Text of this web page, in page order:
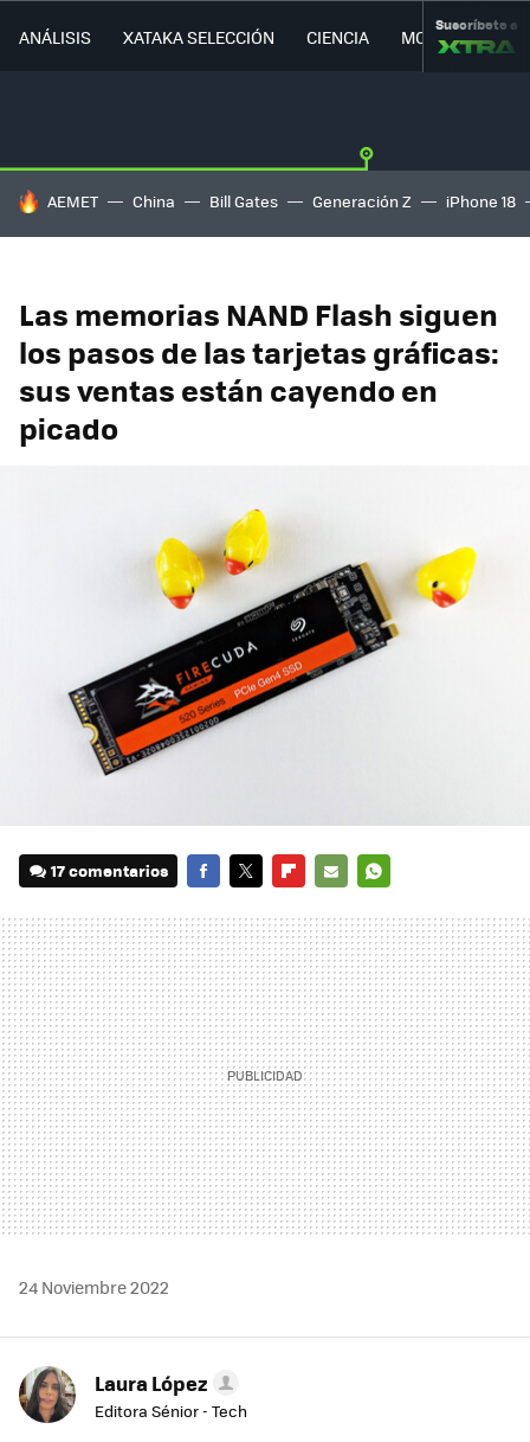
ANÁLISIS XATAKA SELECCIÓN CIENCIA MOVILIDAD
Suscríbete a
HOY SE HABLA DE
AEMET China Bill Gates Generación Z iPhone 18
Las memorias NAND Flash siguen
los pasos de las tarjetas gráficas:
sus ventas están cayendo en
picado
17 comentarios
MAIL
24 Noviembre 2022
Laura López
Editora Sénior - Tech